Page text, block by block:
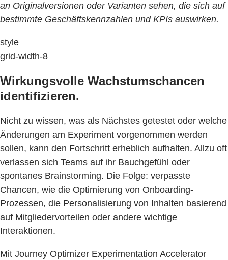
an Originalversionen oder Varianten sehen, die sich auf
bestimmte Geschäftskennzahlen und KPIs auswirken.
style
grid-width-8
Wirkungsvolle Wachstumschancen
identifizieren.
Nicht zu wissen, was als Nächstes getestet oder welche
Änderungen am Experiment vorgenommen werden
sollen, kann den Fortschritt erheblich aufhalten. Allzu oft
verlassen sich Teams auf ihr Bauchgefühl oder
spontanes Brainstorming. Die Folge: verpasste
Chancen, wie die Optimierung von Onboarding-
Prozessen, die Personalisierung von Inhalten basierend
auf Mitgliedervorteilen oder andere wichtige
Interaktionen.
Mit Journey Optimizer Experimentation Accelerator